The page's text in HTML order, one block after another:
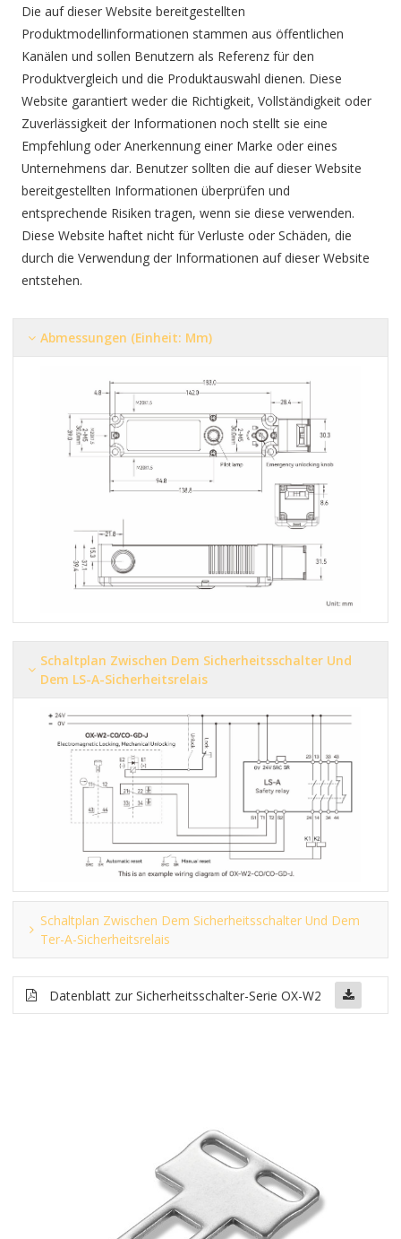
Die auf dieser Website bereitgestellten
Produktmodellinformationen stammen aus öffentlichen
Kanälen und sollen Benutzern als Referenz für den
Produktvergleich und die Produktauswahl dienen. Diese
Website garantiert weder die Richtigkeit, Vollständigkeit oder
Zuverlässigkeit der Informationen noch stellt sie eine
Empfehlung oder Anerkennung einer Marke oder eines
Unternehmens dar. Benutzer sollten die auf dieser Website
bereitgestellten Informationen überprüfen und
entsprechende Risiken tragen, wenn sie diese verwenden.
Diese Website haftet nicht für Verluste oder Schäden, die
durch die Verwendung der Informationen auf dieser Website
entstehen.
Abmessungen (Einheit: Mm)
Schaltplan Zwischen Dem Sicherheitsschalter Und
Dem LS-A-Sicherheitsrelais
Schaltplan Zwischen Dem Sicherheitsschalter Und Dem
Ter-A-Sicherheitsrelais
Datenblatt zur Sicherheitsschalter-Serie OX-W2